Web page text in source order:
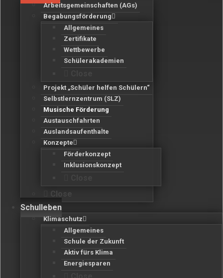
Arbeitsgemeinschaften (AGs)
Begabungsförderung
Allgemeines
Zertifikate
Wettbewerbe
Schülerakademien
Projekt „Schüler helfen Schülern“
Selbstlernzentrum (SLZ)
Musische Förderung
Austauschfahrten
Auslandsaufenthalte
Konzepte
Förderkonzept
Inklusionskonzept
Close
Schulleben
Klimaschutz
Allgemeines
Schule der Zukunft
Aktiv fürs Klima
Energiesparen